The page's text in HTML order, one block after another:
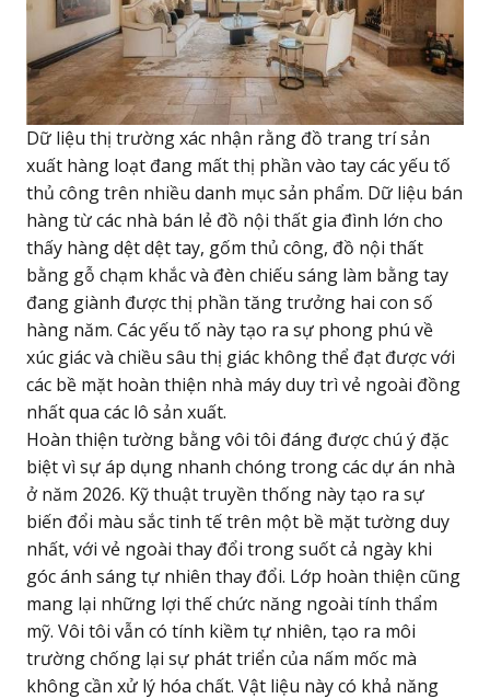
Dữ liệu thị trường xác nhận rằng đồ trang trí sản
xuất hàng loạt đang mất thị phần vào tay các yếu tố
thủ công trên nhiều danh mục sản phẩm. Dữ liệu bán
hàng từ các nhà bán lẻ đồ nội thất gia đình lớn cho
thấy hàng dệt dệt tay, gốm thủ công, đồ nội thất
bằng gỗ chạm khắc và đèn chiếu sáng làm bằng tay
đang giành được thị phần tăng trưởng hai con số
hàng năm. Các yếu tố này tạo ra sự phong phú về
xúc giác và chiều sâu thị giác không thể đạt được với
các bề mặt hoàn thiện nhà máy duy trì vẻ ngoài đồng
nhất qua các lô sản xuất.
Hoàn thiện tường bằng vôi tôi đáng được chú ý đặc
biệt vì sự áp dụng nhanh chóng trong các dự án nhà
ở năm 2026. Kỹ thuật truyền thống này tạo ra sự
biến đổi màu sắc tinh tế trên một bề mặt tường duy
nhất, với vẻ ngoài thay đổi trong suốt cả ngày khi
góc ánh sáng tự nhiên thay đổi. Lớp hoàn thiện cũng
mang lại những lợi thế chức năng ngoài tính thẩm
mỹ. Vôi tôi vẫn có tính kiềm tự nhiên, tạo ra môi
trường chống lại sự phát triển của nấm mốc mà
không cần xử lý hóa chất. Vật liệu này có khả năng